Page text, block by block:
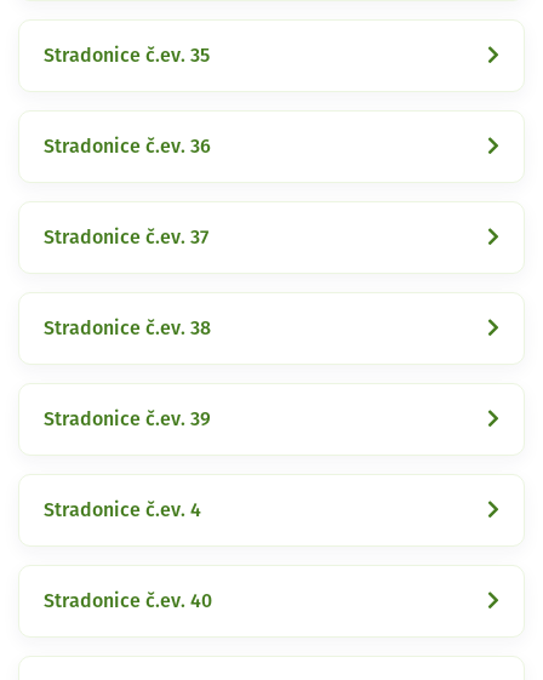
Stradonice č.ev. 35
Stradonice č.ev. 36
Stradonice č.ev. 37
Stradonice č.ev. 38
Stradonice č.ev. 39
Stradonice č.ev. 4
Stradonice č.ev. 40